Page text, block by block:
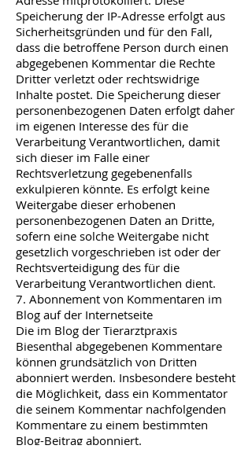
Speicherung der IP-Adresse erfolgt aus
Sicherheitsgründen und für den Fall,
dass die betroffene Person durch einen
abgegebenen Kommentar die Rechte
Dritter verletzt oder rechtswidrige
Inhalte postet. Die Speicherung dieser
personenbezogenen Daten erfolgt daher
im eigenen Interesse des für die
Verarbeitung Verantwortlichen, damit
sich dieser im Falle einer
Rechtsverletzung gegebenenfalls
exkulpieren könnte. Es erfolgt keine
Weitergabe dieser erhobenen
personenbezogenen Daten an Dritte,
sofern eine solche Weitergabe nicht
gesetzlich vorgeschrieben ist oder der
Rechtsverteidigung des für die
Verarbeitung Verantwortlichen dient.
7. Abonnement von Kommentaren im
Blog auf der Internetseite
Die im Blog der Tierarztpraxis
Biesenthal abgegebenen Kommentare
können grundsätzlich von Dritten
abonniert werden. Insbesondere besteht
die Möglichkeit, dass ein Kommentator
die seinem Kommentar nachfolgenden
Kommentare zu einem bestimmten
Blog-Beitrag abonniert.